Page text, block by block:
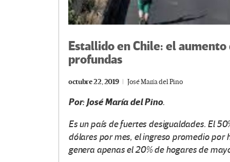
Estallido en Chile: el aumento
profundas
octubre 22, 2019 José María del Pino
Por: José María del Pino.
Es un país de fuertes desigualdades. El
dólares por mes, el ingreso promedio por
genera apenas el 20% de hogares de